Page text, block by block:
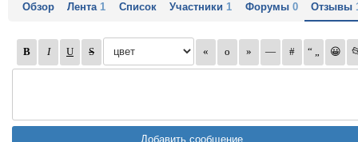
Обзор Лента1 Список Участники1 Форумы 0 Отзывы